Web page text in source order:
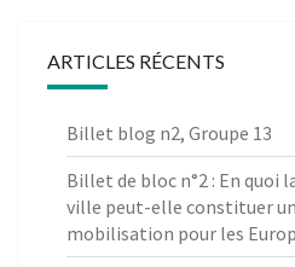
ARTICLES RÉCENTS
Billet blog n2, Groupe 13
Billet de bloc n°2 : En quoi
ville peut-elle constituer
mobilisation pour les